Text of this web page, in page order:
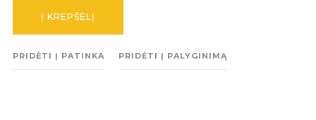
Į KREPŠELĮ
PRIDĖTI Į PATINKA PRIDĖTI Į PALYGINIMĄ